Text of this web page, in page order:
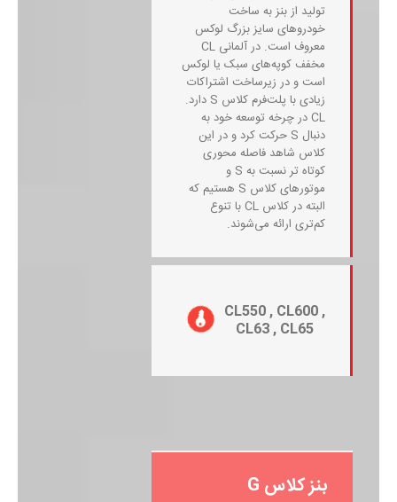
تولید از بنز به ساخت
خودروهای سایز بزرگ لوکس
معروف است. در آلمانی CL
مخفف کوپه‌های سبک یا لوکس
است و در زیرساخت اشتراکات
زیادی با پلت‌فرم کلاس S دارد.
CL در چرخه توسعه خود به
دنبال S حرکت کرد و در این
کلاس شاهد فاصله محوری
کوتاه تر نسبت به S و
موتورهای کلاس S هستیم که
البته در کلاس CL با تنوع
کم‌تری ارائه می‌شوند.
CL550 , CL600 ,
CL63 , CL65
بنز کلاس G